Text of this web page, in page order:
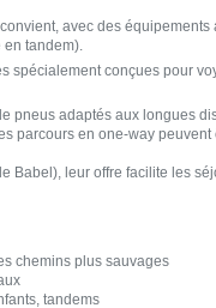
avec des
en tandem).
spécialement conçues pour
pneus adaptés aux longues
parcours en one-way peuvent
Babel), leur offre facilite les
chemins plus sauvages
tandems